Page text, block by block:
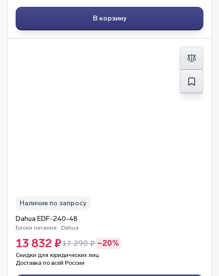
В корзину
Наличие по запросу
Dahua EDF-240-48
Блоки питания · Dahua
13 832 ₽17 290 ₽ −20%
Скидки для юридических лиц
Доставка по всей России